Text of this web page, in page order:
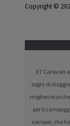
Copyright ©
E7 Caravan
sogni di
migliori
per il
camper, che